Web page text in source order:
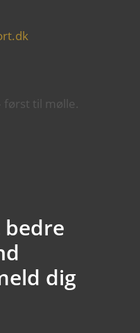
først til mølle.
bedre
dig